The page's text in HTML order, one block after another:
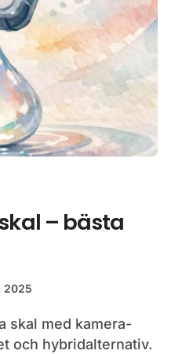
– bästa
2025
och hybridalternativ.